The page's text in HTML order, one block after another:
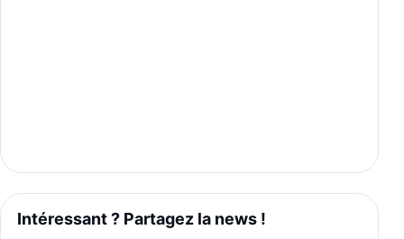
Intéressant ? Partagez la news !